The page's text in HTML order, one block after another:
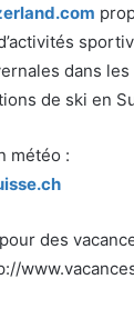
dans les
de ski en
météo :
des